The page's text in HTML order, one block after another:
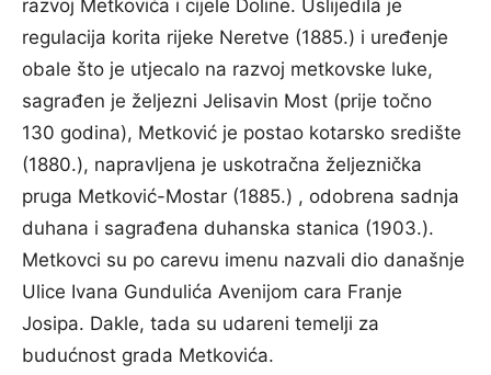
razvoj Metkovića i cijele Doline. Uslijedila je
regulacija korita rijeke Neretve (1885.) i uređenje
obale što je utjecalo na razvoj metkovske luke,
sagrađen je željezni Jelisavin Most (prije točno
130 godina), Metković je postao kotarsko središte
(1880.), napravljena je uskotračna željeznička
pruga Metković-Mostar (1885.) , odobrena sadnja
duhana i sagrađena duhanska stanica (1903.).
Metkovci su po carevu imenu nazvali dio današnje
Ulice Ivana Gundulića Avenijom cara Franje
Josipa. Dakle, tada su udareni temelji za
budućnost grada Metkovića.